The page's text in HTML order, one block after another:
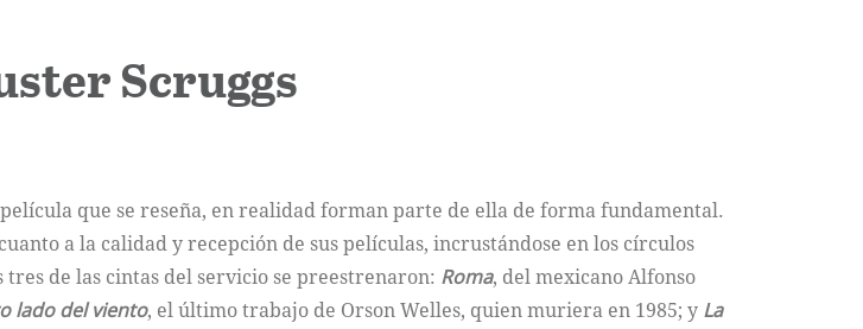
Scruggs
que se reseña, en realidad forman parte de ella de forma fundamental.
a la calidad y recepción de sus películas, incrustándose en los círculos
tres de las cintas del servicio se preestrenaron: Roma, del mexicano Alfonso
lado del viento, el último trabajo de Orson Welles, quien muriera en 1985; y La